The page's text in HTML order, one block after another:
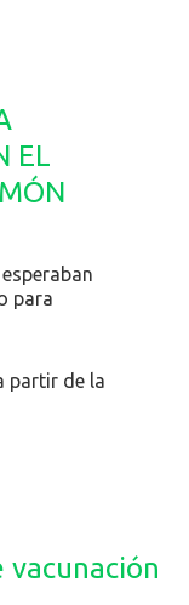
EL
para
partir de la
vacunación